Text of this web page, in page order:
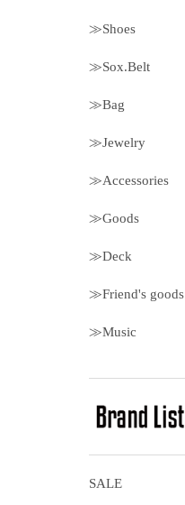
≫Shoes
≫Sox.Belt
≫Bag
≫Jewelry
≫Accessories
≫Goods
≫Deck
≫Friend's goods
≫Music
SALE